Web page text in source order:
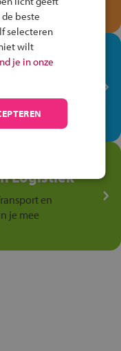
fiets!
je op je
waar elke dag
de
Logistiek
en
je mee
beste
selecteren
wilt
je in onze